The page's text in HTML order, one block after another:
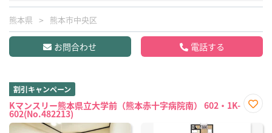
熊本県 熊本市中央区
お問合わせ 電話する
割引キャンペーン
Kマンスリー熊本県立大学前（熊本赤十字病院南） 602・1K-
602(No.482213)
に入